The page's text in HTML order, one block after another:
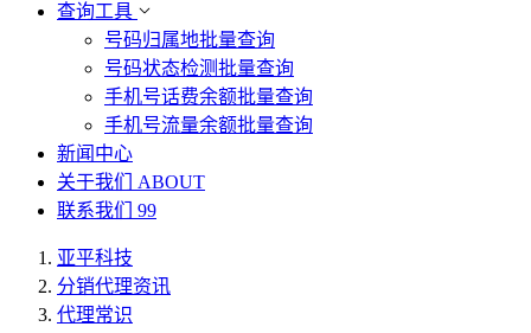
查询工具
号码归属地批量查询
号码状态检测批量查询
手机号话费余额批量查询
手机号流量余额批量查询
新闻中心
关于我们 ABOUT
联系我们 99
亚平科技
分销代理资讯
代理常识